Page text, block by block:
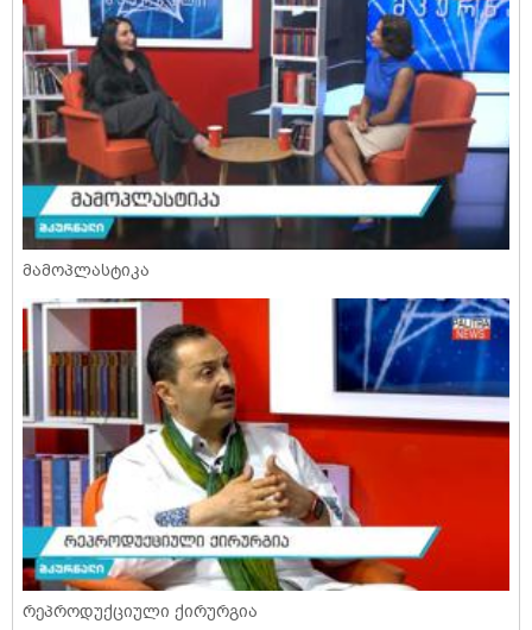
მამოპლასტიკა
რეპროდუქციული ქირურგია